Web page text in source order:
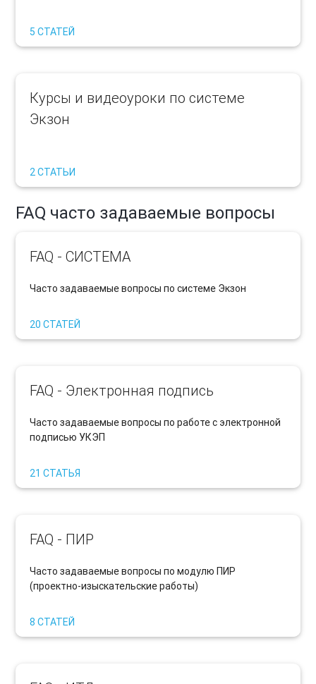
5 СТАТЕЙ
Курсы и видеоуроки по системе
Экзон
2 СТАТЬИ
FAQ часто задаваемые вопросы
FAQ - СИСТЕМА
Часто задаваемые вопросы по системе Экзон
20 СТАТЕЙ
FAQ - Электронная подпись
Часто задаваемые вопросы по работе с электронной
подписью УКЭП
21 СТАТЬЯ
FAQ - ПИР
Часто задаваемые вопросы по модулю ПИР
(проектно-изыскательские работы)
8 СТАТЕЙ